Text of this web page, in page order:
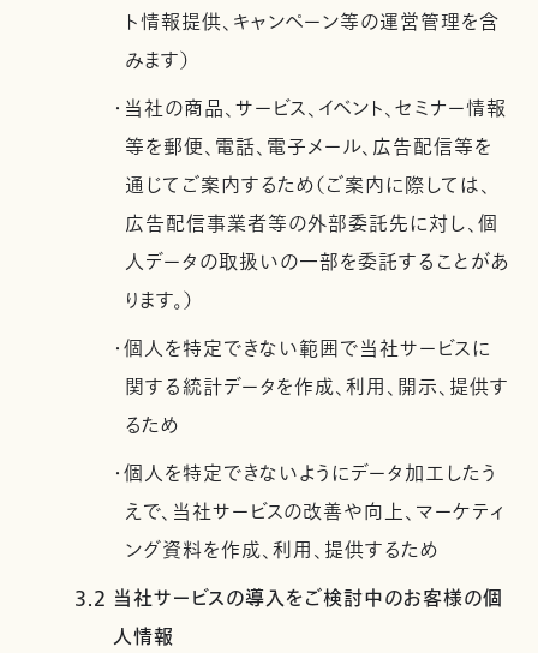
ト情報提供、キャンペーン等の運営管理を含
みます）
・当社の商品、サービス、イベント、セミナー情報
等を郵便、電話、電子メール、広告配信等を
通じてご案内するため（ご案内に際しては、
広告配信事業者等の外部委託先に対し、個
人データの取扱いの一部を委託することがあ
ります。）
・個人を特定できない範囲で当社サービスに
関する統計データを作成、利用、開示、提供す
るため
・個人を特定できないようにデータ加工したう
えで、当社サービスの改善や向上、マーケティ
ング資料を作成、利用、提供するため
3.2 当社サービスの導入をご検討中のお客様の個
人情報